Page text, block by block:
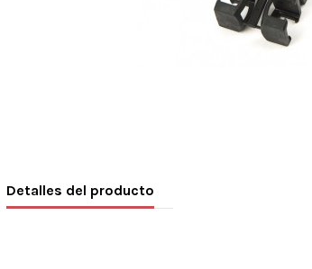
Detalles del producto